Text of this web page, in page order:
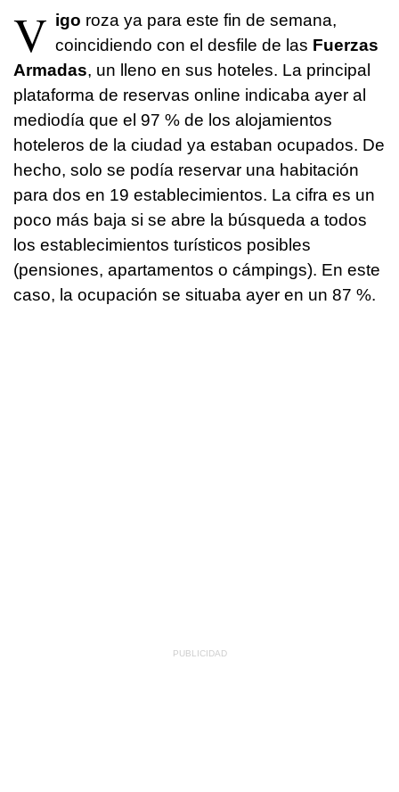
V igo roza ya para este fin de semana,
coincidiendo con el desfile de las Fuerzas
Armadas, un lleno en sus hoteles. La principal
plataforma de reservas online indicaba ayer al
mediodía que el 97 % de los alojamientos
hoteleros de la ciudad ya estaban ocupados. De
hecho, solo se podía reservar una habitación
para dos en 19 establecimientos. La cifra es un
poco más baja si se abre la búsqueda a todos
los establecimientos turísticos posibles
(pensiones, apartamentos o cámpings). En este
caso, la ocupación se situaba ayer en un 87 %.